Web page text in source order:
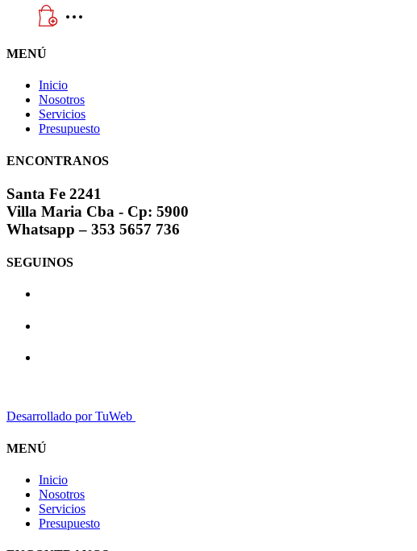
MENÚ
Inicio
Nosotros
Servicios
Presupuesto
ENCONTRANOS
Santa Fe 2241
Villa Maria Cba - Cp: 5900
Whatsapp – 353 5657 736
SEGUINOS
Desarrollado por TuWeb
MENÚ
Inicio
Nosotros
Servicios
Presupuesto